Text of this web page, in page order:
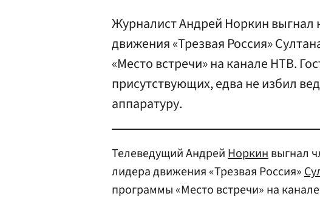
Журналист Андрей Норкин выгнал
движения «Трезвая Россия»
«Место встречи» на канале НТВ.
присутствующих, едва не избил
аппаратуру.
Телеведущий АндрейНоркинвыгнал
лидера движения «Трезвая Россия»
программы «Место встречи» на